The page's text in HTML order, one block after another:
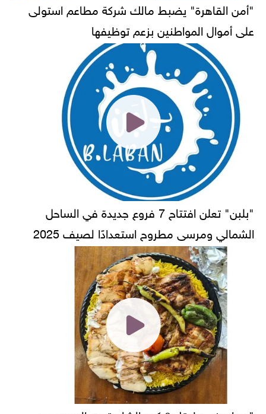
"أمن القاهرة" يضبط مالك شركة مطاعم استولى
على أموال المواطنين بزعم توظيفها
"بلبن" تعلن افتتاح 7 فروع جديدة في الساحل
الشمالي ومرسى مطروح استعدادًا لصيف 2025